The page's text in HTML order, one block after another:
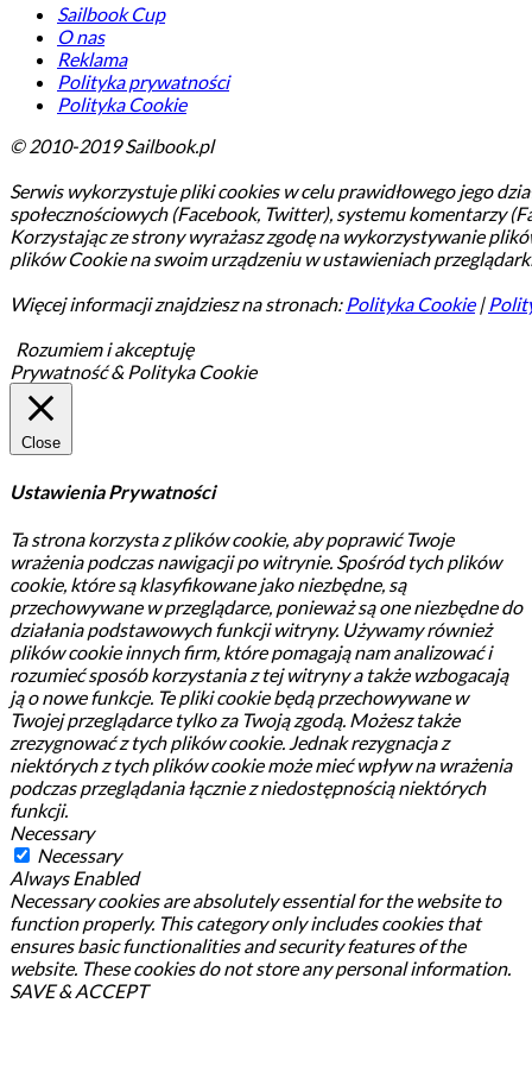
Sailbook Cup
O nas
Reklama
Polityka prywatności
Polityka Cookie
© 2010-2019 Sailbook.pl
Serwis wykorzystuje pliki cookies w celu prawidłowego jego
społecznościowych (Facebook, Twitter), systemu komentarzy
Korzystając ze strony wyrażasz zgodę na wykorzystywanie
plików Cookie na swoim urządzeniu w ustawieniach
Więcej informacji znajdziesz na stronach: Polityka Cookie|
Rozumiem i akceptuję
Prywatność & Polityka Cookie
Close
Ustawienia Prywatności
Ta strona korzysta z plików cookie, aby poprawić Twoje
wrażenia podczas nawigacji po witrynie. Spośród tych plików
cookie, które są klasyfikowane jako niezbędne, są
przechowywane w przeglądarce, ponieważ są one niezbędne do
działania podstawowych funkcji witryny. Używamy również
plików cookie innych firm, które pomagają nam analizować i
rozumieć sposób korzystania z tej witryny a także wzbogacają
ją o nowe funkcje. Te pliki cookie będą przechowywane w
Twojej przeglądarce tylko za Twoją zgodą. Możesz także
zrezygnować z tych plików cookie. Jednak rezygnacja z
niektórych z tych plików cookie może mieć wpływ na wrażenia
podczas przeglądania łącznie z niedostępnością niektórych
funkcji.
Necessary
Necessary
Always Enabled
Necessary cookies are absolutely essential for the website to
function properly. This category only includes cookies that
ensures basic functionalities and security features of the
website. These cookies do not store any personal information.
SAVE & ACCEPT